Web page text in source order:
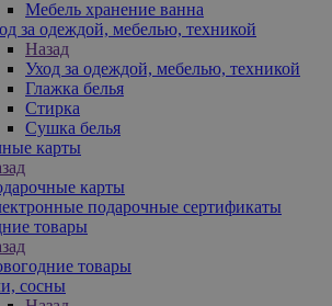
Мебель хранение ванна
за одеждой, мебелью, техникой
Назад
Уход за одеждой, мебелью, техникой
Глажка белья
Стирка
Сушка белья
карты
карты
подарочные сертификаты
товары
товары
сосны